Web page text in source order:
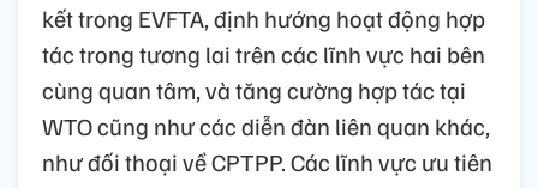
kết trong EVFTA, định hướng hoạt động hợp
tác trong tương lai trên các lĩnh vực hai bên
cùng quan tâm, và tăng cường hợp tác tại
WTO cũng như các diễn đàn liên quan khác,
như đối thoại về CPTPP. Các lĩnh vực ưu tiên